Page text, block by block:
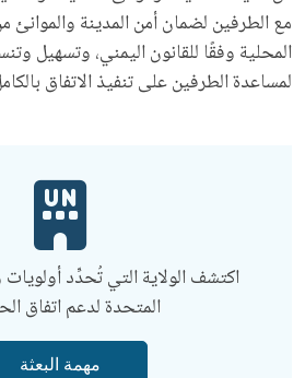
مع الطرفين لضمان أمن المدينة والموانئ
المحلية وفقًا للقانون اليمني، وتسهيل
لمساعدة الطرفين على تنفيذ الاتفاق
اكتشف الولاية التي تُحدِّد أولويات
المتحدة لدعم اتفاق
مهمة البعثة